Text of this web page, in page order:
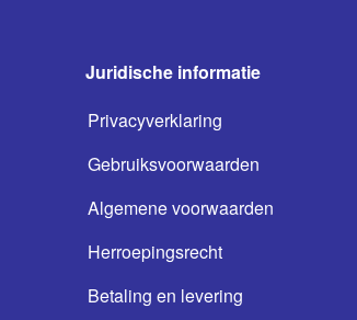
Juridische informatie
Privacyverklaring
Gebruiksvoorwaarden
Algemene voorwaarden
Herroepingsrecht
Betaling en levering